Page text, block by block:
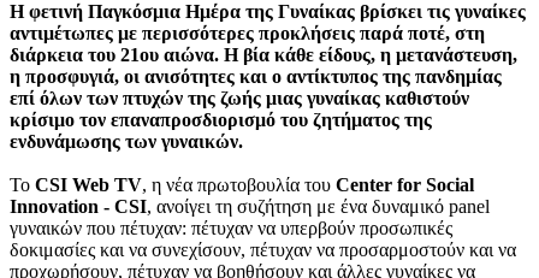
Η φετινή Παγκόσμια Ημέρα της Γυναίκας βρίσκει τις γυναίκες
αντιμέτωπες με περισσότερες προκλήσεις παρά ποτέ, στη
διάρκεια του 21ου αιώνα. Η βία κάθε είδους, η μετανάστευση,
η προσφυγιά, οι ανισότητες και ο αντίκτυπος της πανδημίας
επί όλων των πτυχών της ζωής μιας γυναίκας καθιστούν
κρίσιμο τον επαναπροσδιορισμό του ζητήματος της
ενδυνάμωσης των γυναικών.
Το CSI Web TV, η νέα πρωτοβουλία του Center for Social
Innovation - CSI, ανοίγει τη συζήτηση με ένα δυναμικό panel
γυναικών που πέτυχαν: πέτυχαν να υπερβούν προσωπικές
δοκιμασίες και να συνεχίσουν, πέτυχαν να προσαρμοστούν και να
προχωρήσουν, πέτυχαν να βοηθήσουν και άλλες γυναίκες να